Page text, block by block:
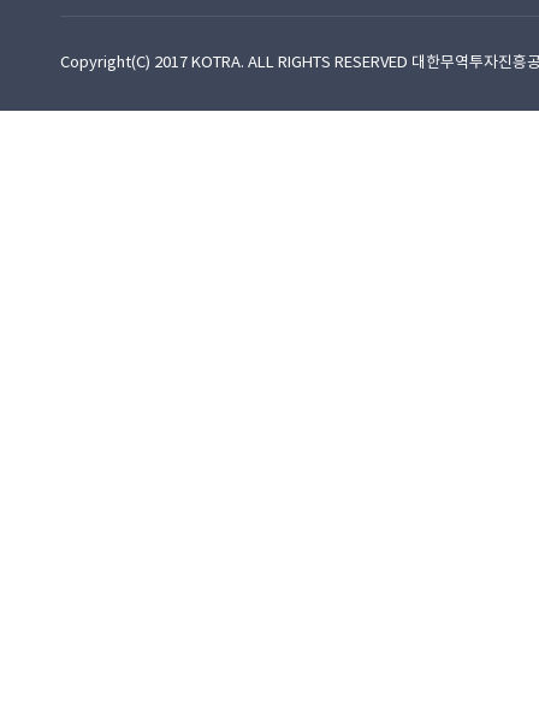
Copyright(C) 2017 KOTRA. ALL RIGHTS RESERVED 대한무역투자진흥